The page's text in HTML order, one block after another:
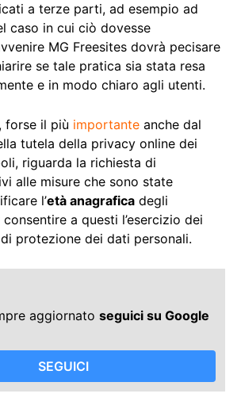
a terze parti, ad esempio ad
caso in cui ciò dovesse
MG Freesites dovrà pecisare
se tale pratica sia stata resa
e in modo chiaro agli utenti.
forse il più importante anche dal
tutela della privacy online dei
riguarda la richiesta di
alle misure che sono state
l’età anagrafica degli
a questi l’esercizio dei
protezione dei dati personali.
aggiornato seguici su Google
SEGUICI